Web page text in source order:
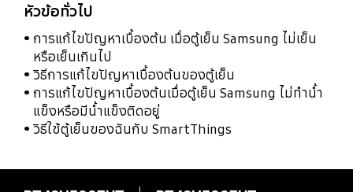
หัวข้อทั่วไป
การแก้ไขปัญหาเบื้องต้น เมื่อตู้เย็น Samsung ไม่เย็น
หรือเย็นเกินไป
วิธีการแก้ไขปัญหาเบื้องต้นของตู้เย็น
การแก้ไขปัญหาเบื้องต้นเมื่อตู้เย็น Samsung ไม่ทำน้ำ
แข็งหรือมีน้ำแข็งติดอยู่
วิธีใช้ตู้เย็นของฉันกับ SmartThings